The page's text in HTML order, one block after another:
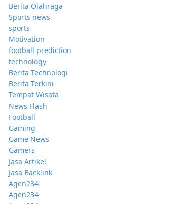
Berita Olahraga
Sports news
sports
Motivation
football prediction
technology
Berita Technologi
Berita Terkini
Tempat Wisata
News Flash
Football
Gaming
Game News
Gamers
Jasa Artikel
Jasa Backlink
Agen234
Agen234